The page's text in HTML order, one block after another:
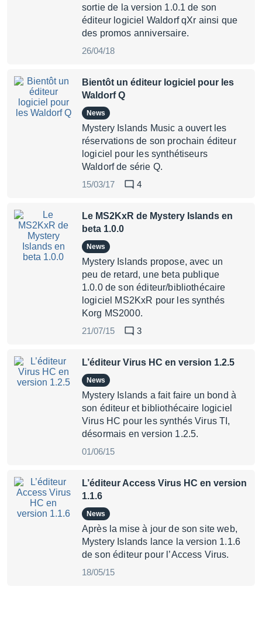
sortie de la version 1.0.1 de son
éditeur logiciel Waldorf qXr ainsi que
des promos anniversaire.
26/04/18
Bientôt un éditeur logiciel pour les
Waldorf Q
News
Mystery Islands Music a ouvert les
réservations de son prochain éditeur
logiciel pour les synthétiseurs
Waldorf de série Q.
15/03/17
4
Le MS2KxR de Mystery Islands en
beta 1.0.0
News
Mystery Islands propose, avec un
peu de retard, une beta publique
1.0.0 de son éditeur/bibliothécaire
logiciel MS2KxR pour les synthés
Korg MS2000.
21/07/15
3
L’éditeur Virus HC en version 1.2.5
News
Mystery Islands a fait faire un bond à
son éditeur et bibliothécaire logiciel
Virus HC pour les synthés Virus TI,
désormais en version 1.2.5.
01/06/15
L’éditeur Access Virus HC en version
1.1.6
News
Après la mise à jour de son site web,
Mystery Islands lance la version 1.1.6
de son éditeur pour l’Access Virus.
18/05/15